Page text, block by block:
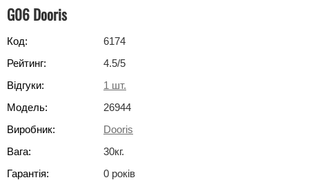
G06 Dooris
Код:
6174
Рейтинг:
4.5/5
Відгуки:
1 шт.
Модель:
26944
Виробник:
Dooris
Вага:
30кг.
Гарантія:
0 років